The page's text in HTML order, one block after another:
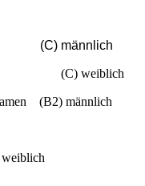
(C) männlich
(C) weiblich
(B2) männlich